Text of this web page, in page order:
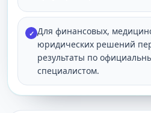
✓ Для финансовых,
юридических решений
результаты по
специалистом.